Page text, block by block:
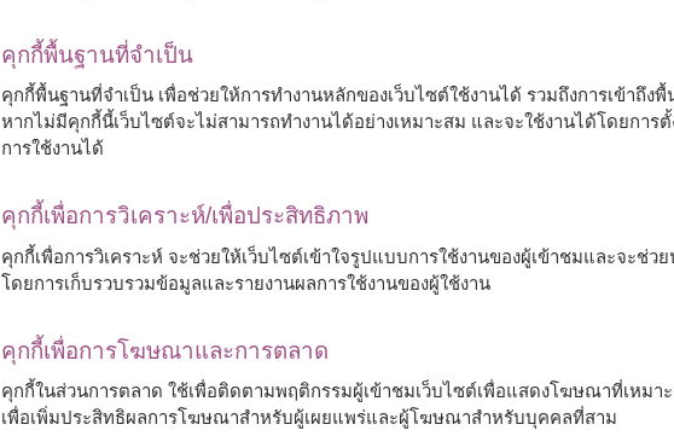
คุกกี้พื้นฐานที่จำเป็น
คุกกี้พื้นฐานที่จำเป็น เพื่อช่วยให้การทำงานหลักของเว็บไซต์ใช้งานได้ รวมถึงการเข้าถึง
หากไม่มีคุกกี้นี้เว็บไซต์จะไม่สามารถทำงานได้อย่างเหมาะสม และจะใช้งานได้โดยการ
การใช้งานได้
คุกกี้เพื่อการวิเคราะห์/เพื่อประสิทธิภาพ
คุกกี้เพื่อการวิเคราะห์ จะช่วยให้เว็บไซต์เข้าใจรูปแบบการใช้งานของผู้เข้าชมและจะช่
โดยการเก็บรวบรวมข้อมูลและรายงานผลการใช้งานของผู้ใช้งาน
คุกกี้เพื่อการโฆษณาและการตลาด
คุกกี้ในส่วนการตลาด ใช้เพื่อติดตามพฤติกรรมผู้เข้าชมเว็บไซต์เพื่อแสดงโฆษณาที่เหมา
เพื่อเพิ่มประสิทธิผลการโฆษณาสำหรับผู้เผยแพร่และผู้โฆษณาสำหรับบุคคลที่สาม